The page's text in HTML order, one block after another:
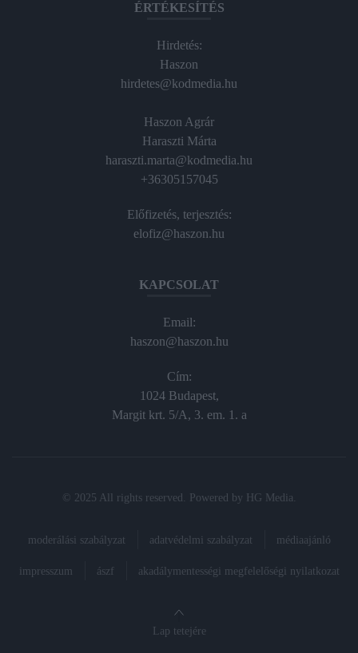
ÉRTÉKESÍTÉS
Hirdetés:
Haszon
hirdetes@kodmedia.hu
Haszon Agrár
Haraszti Márta
haraszti.marta@kodmedia.hu
+36305157045
Előfizetés, terjesztés:
elofiz@haszon.hu
KAPCSOLAT
Email:
haszon@haszon.hu
Cím:
1024 Budapest,
Margit krt. 5/A, 3. em. 1. a
© 2025 All rights reserved. Powered by HG Media.
moderálási szabályzat adatvédelmi szabályzat médiaajánló
impresszum ászf akadálymentességi megfelelőségi nyilatkozat
Lap tetejére